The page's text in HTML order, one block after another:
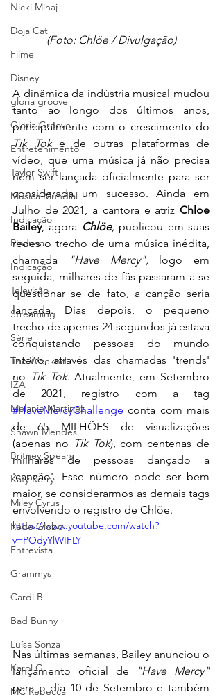
Nicki Minaj
Doja Cat
Filme
Disney
gloria groove
Gloria Groove
Entretenimento
Taylor Swift
Música Mundial
Indicação
Rihanna
Indicação
Televisão
Streaming
Série
The Weeknd
IZA
Melanie Martinez
Shawn Mendes
Britney Spears
Katy Perry
Miley Cyrus
Rede Globo
Entrevista
Grammys
Cardi B
Bad Bunny
Luísa Sonza
Karol G
MC Rebecca
(Foto: Chlöe / Divulgação)
A dinâmica da indústria musical mudou
tanto ao longo dos últimos anos,
Tik Tok e de outras plataformas de
vídeo, que uma música já não precisa
nem ser lançada oficialmente para ser
considerada um sucesso. Ainda em
Julho de 2021, a cantora e atriz Chloe
Bailey, agora Chlöe, publicou em suas
redes o trecho de uma música inédita,
chamada
"Have Mercy",
logo em
seguida, milhares de fãs passaram a se
questionar se de fato, a canção seria
lançada. Dias depois, o pequeno
trecho de apenas 24 segundos já estava
conquistando pessoas do mundo
inteiro, através das chamadas 'trends'
no Tik Tok. Atualmente, em Setembro
#HaveMercyChallenge conta com mais
de 65 MILHÕES de visualizações
(apenas no Tik Tok), com centenas de
milhares de pessoas dançado a
'canção'. Esse número pode ser bem
maior, se considerarmos as demais tags
envolvendo o registro de Chlöe.
https://www.youtube.com/watch?
v=POdyYlWIFLY
Nas últimas semanas, Bailey anunciou o
lançamento oficial de
"Have Mercy"
para o dia 10 de Setembro e também